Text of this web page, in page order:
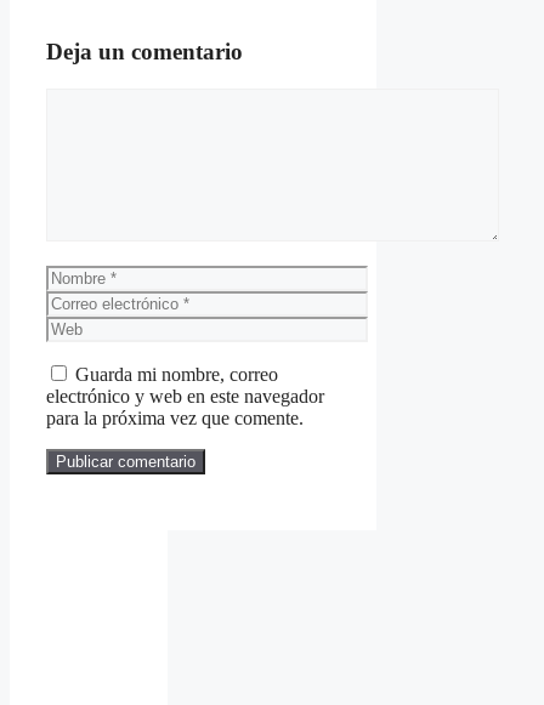
Deja un comentario
Nombre
Correo
electrónico
Web
Guarda mi nombre, correo
electrónico y web en este navegador
para la próxima vez que comente.